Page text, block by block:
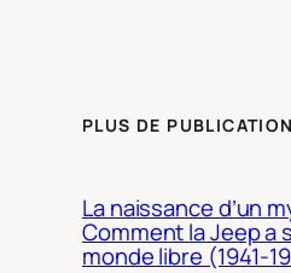
PLUS DE
La naissance d’un
Comment la Jeep a
monde libre (1941-